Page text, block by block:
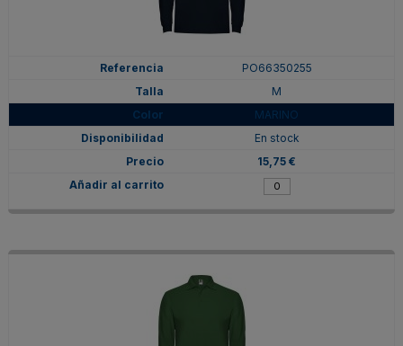
PO66350255
M
MARINO
En stock
15,75 €